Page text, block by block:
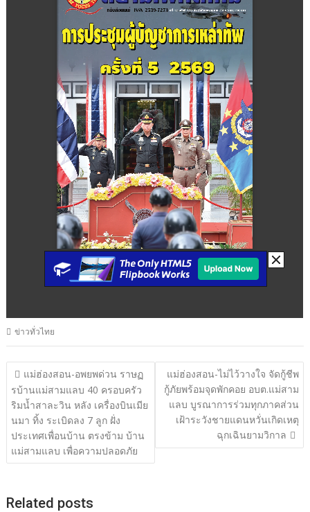
ข่าวทั่วไทย
แนะแนว
เรื่อง
แม่ฮ่องสอน-อพยพด่วน ราษฏ
รบ้านแม่สามแลบ 40 ครอบครัว
ริมน้ำสาละวิน หลัง เครื่องบินเมีย
นมา ทิ้ง ระเบิดลง 7 ลูก ฝั่ง
ประเทศเพื่อนบ้าน ตรงข้าม บ้าน
แม่สามแลบ เพื่อความปลอดภัย
แม่ฮ่องสอน-ไม่ไว้วางใจ จัดกู้ชีพ
กู้ภัยพร้อมจุดพักคอย อบต.แม่สาม
แลบ บูรณาการร่วมทุกภาคส่วน
เฝ้าระวังชายแดนหวั่นเกิดเหตุ
ฉุกเฉินยามวิกาล
Related posts